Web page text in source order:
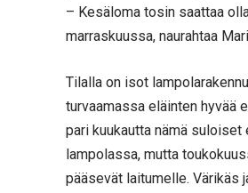
– Kesäloma tosin saattaa
marraskuussa, naurahtaa
Tilalla on isot
turvaamassa eläinten hyvää
pari kuukautta nämä suloiset
lampolassa, mutta
pääsevät laitumelle. Värikäs